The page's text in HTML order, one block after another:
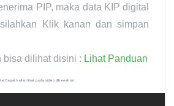
PIP, maka data KIP digital
Klik kanan dan simpan
bisa dilihat disini : Lihat Panduan
Dapat kalian lihat pada video dibawah ini :